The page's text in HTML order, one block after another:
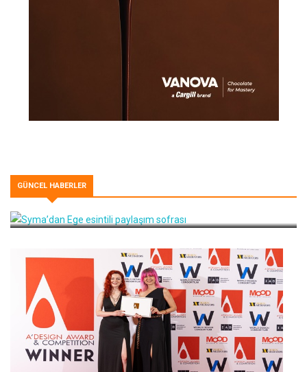
GÜNCEL HABERLER
Syma’dan Ege esintili paylaşım sofrası